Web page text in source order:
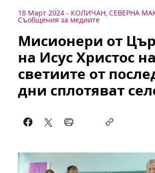
18 Март 2024 - КОЛИЧАН, СЕВЕРНА
Съобщения за медиите
Мисионери от
на Исус Христос на
светиите от
дни сплотяват